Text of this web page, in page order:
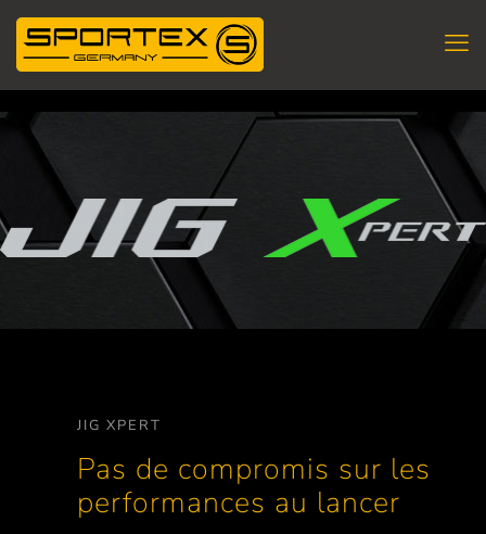
JIG XPERT
Pas de compromis sur les
performances au lancer